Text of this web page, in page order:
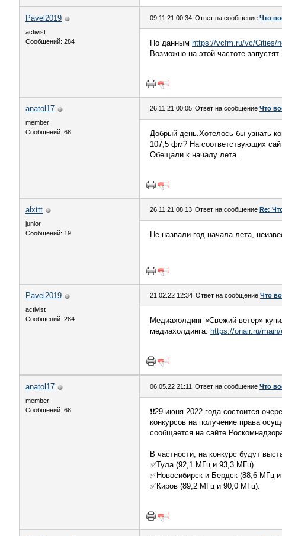
Pavel2019
activist
Сообщений: 284
09.11.21 00:34 Ответ на сообщение Что
По данным https://vcfm.ru/vc/Cities/
Возможно на этой частоте запустят
anatol17
member
Сообщений: 68
26.11.21 00:05 Ответ на сообщение Что
Добрый день.Хотелось бы узнать
107,5 фм? На соответствующих
Обещали к началу лета..
alxttt
junior
Сообщений: 19
26.11.21 08:13 Ответ на сообщение Re:
Не назвали год начала лета,
Pavel2019
activist
Сообщений: 284
21.02.22 12:34 Ответ на сообщение Что
Медиахолдинг «Свежий ветер»
медиахолдинга. https://onair.ru/
anatol17
member
Сообщений: 68
06.05.22 21:11 Ответ на сообщение Что
❗❗29 июня 2022 года состоится
конкурсов на получение права
сообщается на сайте
В частности, на конкурс будут
✅Тула (92,1 МГц и 93,3 МГц)
✅Новосибирск и Бердск (88,6 МГц
✅Киров (89,2 МГц и 90,0 МГц).